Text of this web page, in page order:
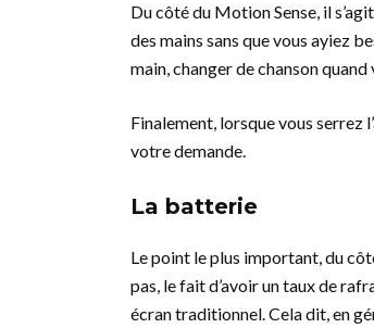
Du côté du Motion Sense, il
des mains sans que vous ayiez
main, changer de chanson
Finalement, lorsque vous serrez
votre demande.
La batterie
Le point le plus important, du
pas, le fait d’avoir un taux de
écran traditionnel. Cela dit, en